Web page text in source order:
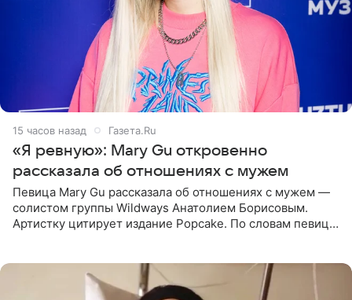
15 часов назад Газета.Ru
«Я ревную»: Mary Gu откровенно
рассказала об отношениях с мужем
Певица Mary Gu рассказала об отношениях с мужем —
солистом группы Wildways Анатолием Борисовым.
Артистку цитирует издание Popcake. По словам певицы,